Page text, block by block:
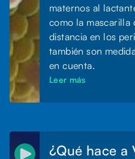
maternos al
como la mascarilla
distancia en los
también son
en cuenta.
Leer más
¿Qué hace a